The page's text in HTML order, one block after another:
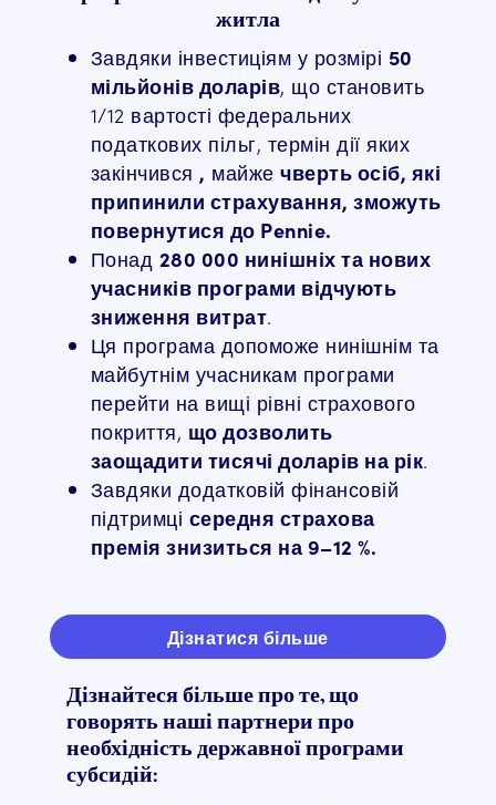
житла
Завдяки інвестиціям у розмірі 50
мільйонів доларів, що становить
1/12 вартості федеральних
податкових пільг, термін дії яких
закінчився , майжечверть осіб, які
припинили страхування, зможуть
повернутися до Pennie.
Понад 280 000 нинішніх та нових
учасників програми відчують
зниження витрат.
Ця програма допоможе нинішнім та
майбутнім учасникам програми
перейти на вищі рівні страхового
покриття, що дозволить
заощадити тисячі доларів на рік.
Завдяки додатковій фінансовій
підтримці середня страхова
премія знизиться на 9–12 %.
Дізнатися більше
Дізнайтеся більше про те, що
говорять наші партнери про
необхідність державної програми
субсидій: